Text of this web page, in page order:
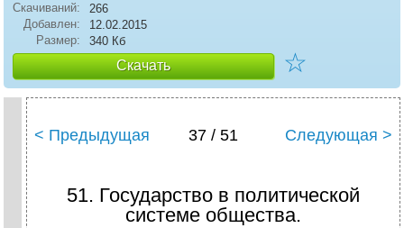
Скачиваний:
266
Добавлен:
12.02.2015
Размер:
340 Кб
Скачать ☆
< Предыдущая 37 / 51 Следующая >
51. Государство в политической
системе общества.